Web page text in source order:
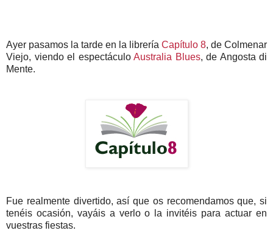
Ayer pasamos la tarde en la librería Capítulo 8, de Colmenar
Viejo, viendo el espectáculo Australia Blues, de Angosta di
Mente.
Fue realmente divertido, así que os recomendamos que, si
tenéis ocasión, vayáis a verlo o la invitéis para actuar en
vuestras fiestas.